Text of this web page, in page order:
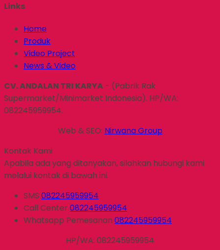
Links
Home
Produk
Video Project
News & Video
CV. ANDALAN TRI KARYA - (Pabrik Rak
Supermarket/Minimarket Indonesia). HP/WA:
082245959954.
Web & SEO: Nirwana Group
Kontak Kami
Apabila ada yang ditanyakan, silahkan hubungi kami
melalui kontak di bawah ini.
SMS 082245959954
Call Center082245959954
Whatsapp Pemesanan 082245959954
HP/WA: 082245959954